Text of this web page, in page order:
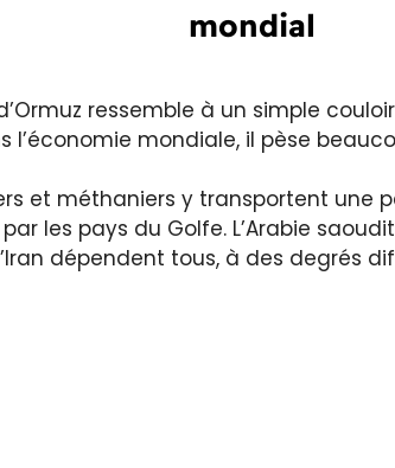
mondial
ressemble à un simple
l’économie mondiale, il pèse
et méthaniers y transportent une
les pays du Golfe. L’Arabie
dépendent tous, à des degrés